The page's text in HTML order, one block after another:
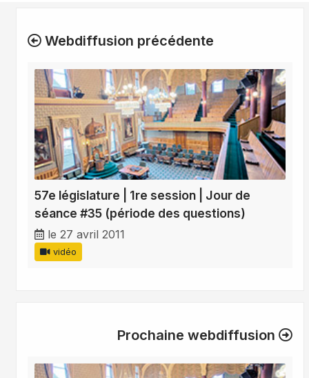
Webdiffusion précédente
57e législature | 1re session | Jour de
séance #35 (période des questions)
le 27 avril 2011
vidéo
Prochaine webdiffusion